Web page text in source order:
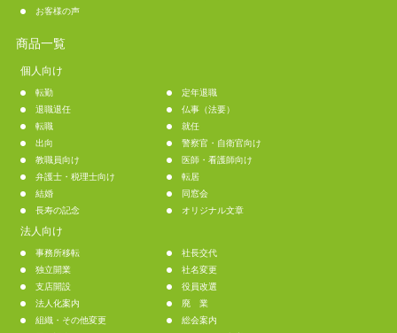
お客様の声
商品一覧
個人向け
転勤
定年退職
退職退任
仏事（法要）
転職
就任
出向
警察官・自衛官向け
教職員向け
医師・看護師向け
弁護士・税理士向け
転居
結婚
同窓会
長寿の記念
オリジナル文章
法人向け
事務所移転
社長交代
独立開業
社名変更
支店開設
役員改選
法人化案内
廃 業
組織・その他変更
総会案内